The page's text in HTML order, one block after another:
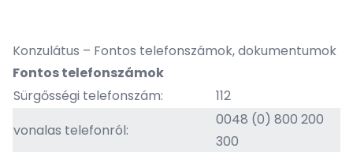
Konzulátus – Fontos telefonszámok, dokumentumok
Fontos telefonszámok
Sürgősségi telefonszám:
112
vonalas telefonról:
0048 (0) 800 200
300